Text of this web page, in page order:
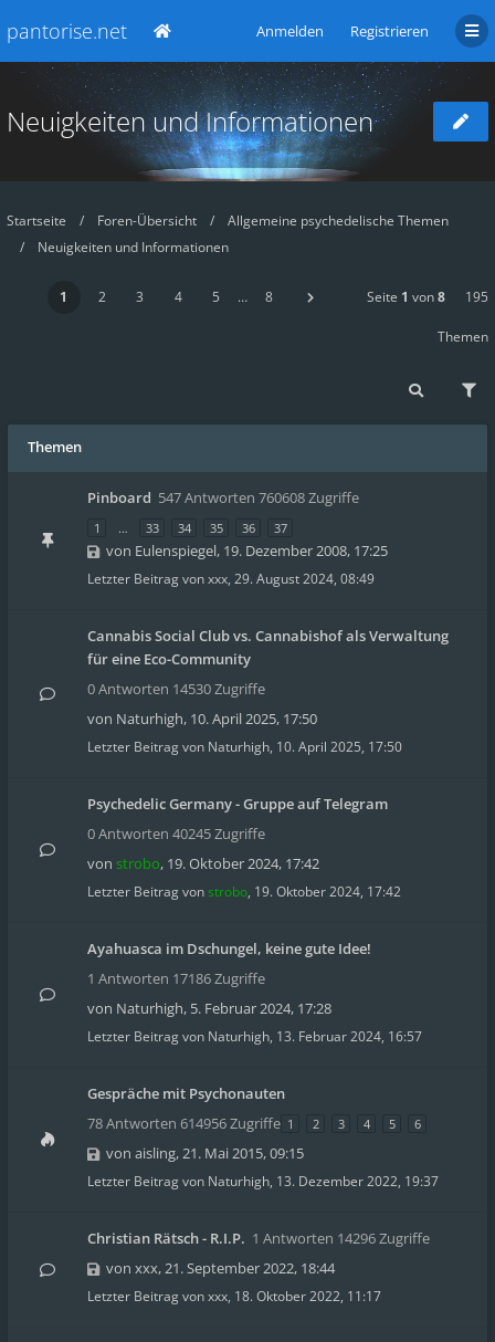
pantorise.net Anmelden Registrieren
Neuigkeiten und Informationen
Startseite Foren-Übersicht
Allgemeine psychedelische Themen
Neuigkeiten und Informationen
1 2 3 4 5 … 8 Seite 1 von8 195
Themen
Themen
Pinboard 547 Antworten 760608 Zugriffe
1 … 33 34 35 36 37
von Eulenspiegel, 19. Dezember 2008, 17:25
Letzter Beitrag vonxxx, 29. August 2024, 08:49
Cannabis Social Club vs. Cannabishof als Verwaltung
für eine Eco-Community
0 Antworten 14530 Zugriffe
von Naturhigh, 10. April 2025, 17:50
Letzter Beitrag von Naturhigh, 10. April 2025, 17:50
Psychedelic Germany - Gruppe auf Telegram
0 Antworten 40245 Zugriffe
von strobo, 19. Oktober 2024, 17:42
Letzter Beitrag vonstrobo, 19. Oktober 2024, 17:42
Ayahuasca im Dschungel, keine gute Idee!
1 Antworten 17186 Zugriffe
von Naturhigh, 5. Februar 2024, 17:28
Letzter Beitrag von Naturhigh, 13. Februar 2024, 16:57
Gespräche mit Psychonauten
78 Antworten 614956 Zugriffe 1 2 3 4 5 6
von aisling,21. Mai 2015, 09:15
Letzter Beitrag von Naturhigh, 13. Dezember 2022, 19:37
Christian Rätsch - R.I.P. 1 Antworten 14296 Zugriffe
von xxx,21. September 2022, 18:44
Letzter Beitrag vonxxx, 18. Oktober 2022, 11:17